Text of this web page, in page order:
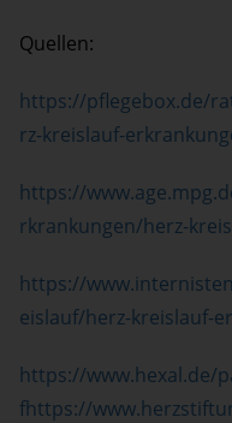
Quellen:
https://pflegebox.de/
rz-kreislauf-
https://
rkrankungen/herz-
https://
eislauf/herz-kreislauf-
https://www.hexal.de/
fhttps://